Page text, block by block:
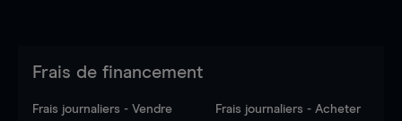
Frais de financement
Frais journaliers - Vendre Frais journaliers - Acheter